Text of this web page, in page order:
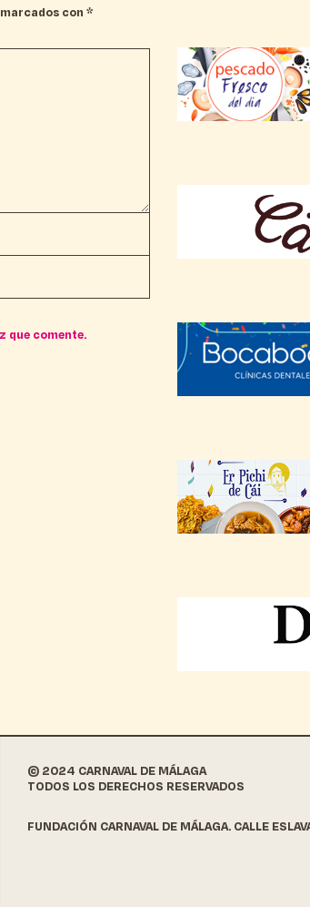
con *
que comente.
© 2024 CARNAVAL DE MÁLAGA
TODOS LOS DERECHOS RESERVADOS
FUNDACIÓN CARNAVAL DE MÁLAGA. CALLE